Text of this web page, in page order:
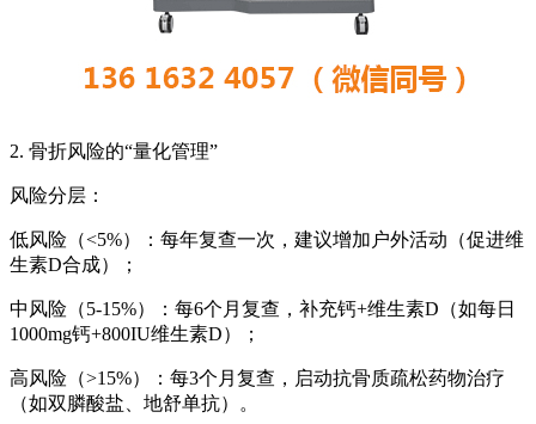
2. 骨折风险的“量化管理”
风险分层：
低风险（<5%）：每年复查一次，建议增加户外活动（促进维
生素D合成）；
中风险（5-15%）：每6个月复查，补充钙+维生素D（如每日
1000mg钙+800IU维生素D）；
高风险（>15%）：每3个月复查，启动抗骨质疏松药物治疗
（如双膦酸盐、地舒单抗）。